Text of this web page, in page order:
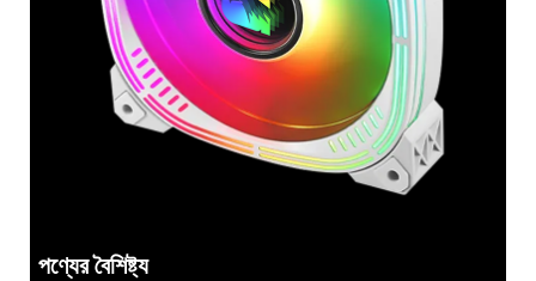
পণ্যের বৈশিষ্ট্য